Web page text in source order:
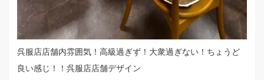
呉服店店舗内雰囲気！高級過ぎず！大衆過ぎない！ちょうど
良い感じ！！呉服店店舗デザイン